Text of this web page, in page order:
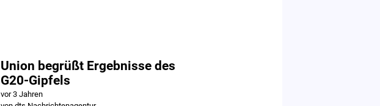
Union begrüßt Ergebnisse des
G20-Gipfels
vor 3 Jahren